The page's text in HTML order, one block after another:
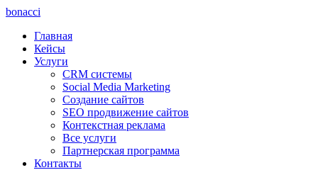
bonacci
Главная
Кейсы
Услуги
CRM системы
Social Media Marketing
Создание сайтов
SEO продвижение сайтов
Контекстная реклама
Все услуги
Партнерская программа
Контакты